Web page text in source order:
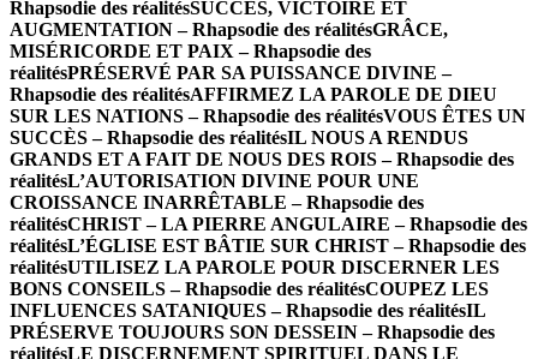
Rhapsodie des réalitésSUCCÈS, VICTOIRE ET
AUGMENTATION – Rhapsodie des réalitésGRÂCE,
MISÉRICORDE ET PAIX – Rhapsodie des
réalitésPRÉSERVÉ PAR SA PUISSANCE DIVINE –
Rhapsodie des réalitésAFFIRMEZ LA PAROLE DE DIEU
SUR LES NATIONS – Rhapsodie des réalitésVOUS ÊTES UN
SUCCÈS – Rhapsodie des réalitésIL NOUS A RENDUS
GRANDS ET A FAIT DE NOUS DES ROIS – Rhapsodie des
réalitésL’AUTORISATION DIVINE POUR UNE
CROISSANCE INARRÊTABLE – Rhapsodie des
réalitésCHRIST – LA PIERRE ANGULAIRE – Rhapsodie des
réalitésL’ÉGLISE EST BÂTIE SUR CHRIST – Rhapsodie des
réalitésUTILISEZ LA PAROLE POUR DISCERNER LES
BONS CONSEILS – Rhapsodie des réalitésCOUPEZ LES
INFLUENCES SATANIQUES – Rhapsodie des réalitésIL
PRÉSERVE TOUJOURS SON DESSEIN – Rhapsodie des
réalitésLE DISCERNEMENT SPIRITUEL DANS LE